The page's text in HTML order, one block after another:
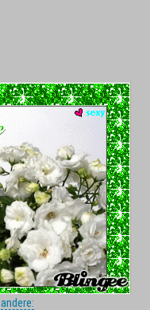
andere: